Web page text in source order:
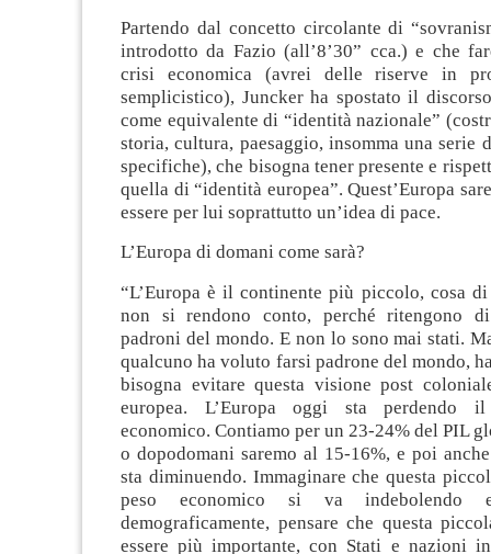
Partendo dal concetto circolante di
introdotto da Fazio (all’8’30” cca.) e che
crisi economica (avrei delle riserve in
semplicistico), Juncker ha spostato il
come equivalente di “identità nazionale”
storia, cultura, paesaggio, insomma una serie
specifiche), che bisogna tener presente e
quella di “identità europea”. Quest’Europa
essere per lui soprattutto un’idea di pace.
L’Europa di domani come sarà?
“L’Europa è il continente più piccolo, cosa
non si rendono conto, perché ritengono di
padroni del mondo. E non lo sono mai stati.
qualcuno ha voluto farsi padrone del mondo,
bisogna evitare questa visione post
europea. L’Europa oggi sta perdendo
economico. Contiamo per un 23-24% del PIL
o dopodomani saremo al 15-16%, e poi
sta diminuendo. Immaginare che questa
peso economico si va indebolendo
demograficamente, pensare che questa
essere più importante, con Stati e nazioni